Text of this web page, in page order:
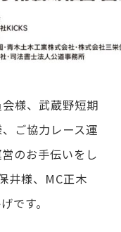
様、武蔵野短期
ご協力レース運
のお手伝いをし
井様、MC正木
です。